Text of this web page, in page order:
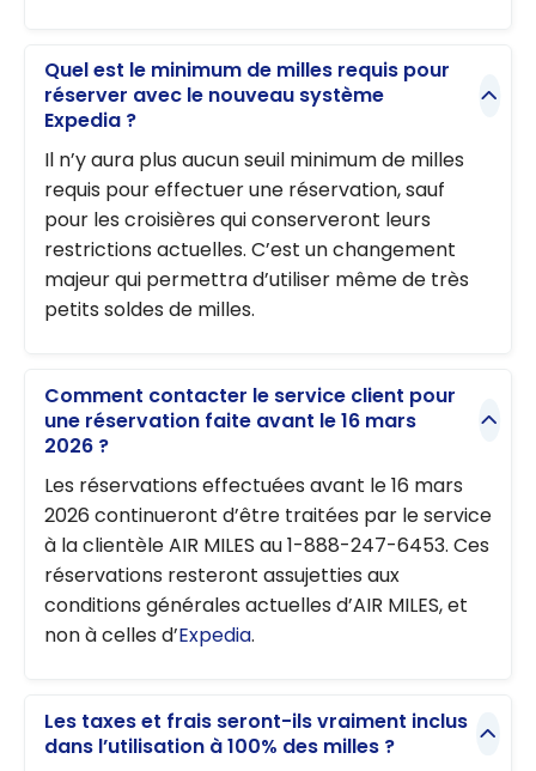
Quel est le minimum de milles requis pour
réserver avec le nouveau système
Expedia ?
Il n’y aura plus aucun seuil minimum de milles
requis pour effectuer une réservation, sauf
pour les croisières qui conserveront leurs
restrictions actuelles. C’est un changement
majeur qui permettra d’utiliser même de très
petits soldes de milles.
Comment contacter le service client pour
une réservation faite avant le 16 mars
2026 ?
Les réservations effectuées avant le 16 mars
2026 continueront d’être traitées par le service
à la clientèle AIR MILES au 1-888-247-6453. Ces
réservations resteront assujetties aux
conditions générales actuelles d’AIR MILES, et
non à celles d’Expedia.
Les taxes et frais seront-ils vraiment inclus
dans l’utilisation à 100% des milles ?